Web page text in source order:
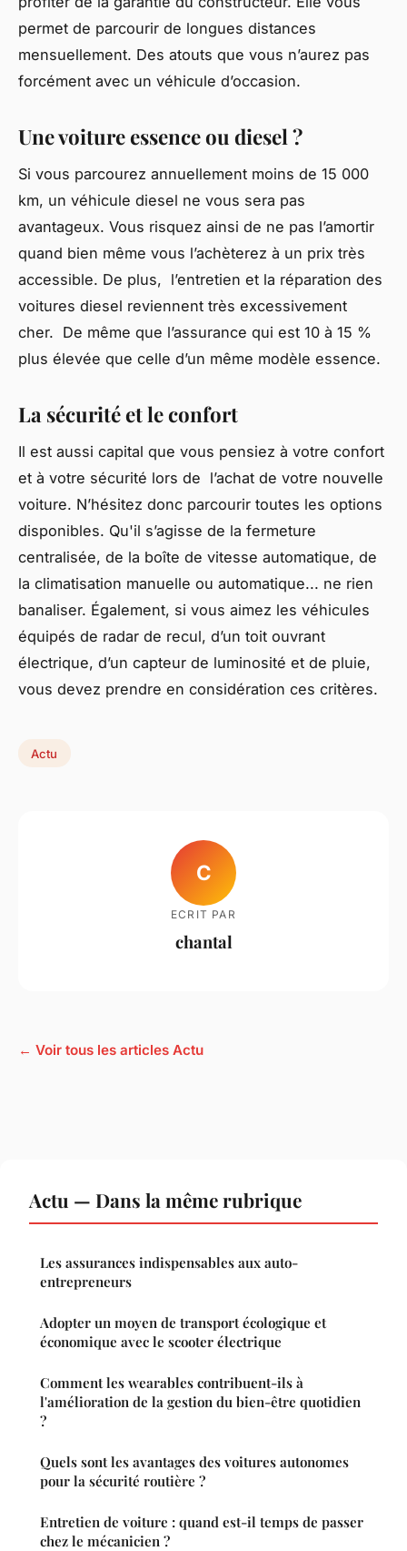
permet de parcourir de longues distances
mensuellement. Des atouts que vous n’aurez pas
forcément avec un véhicule d’occasion.
Une voiture essence ou diesel ?
Si vous parcourez annuellement moins de 15 000
km, un véhicule diesel ne vous sera pas
avantageux. Vous risquez ainsi de ne pas l’amortir
quand bien même vous l’achèterez à un prix très
accessible. De plus, l’entretien et la réparation des
voitures diesel reviennent très excessivement
cher. De même que l’assurance qui est 10 à 15 %
plus élevée que celle d’un même modèle essence.
La sécurité et le confort
Il est aussi capital que vous pensiez à votre confort
et à votre sécurité lors de l’achat de votre nouvelle
voiture. N’hésitez donc parcourir toutes les options
disponibles. Qu'il s’agisse de la fermeture
centralisée, de la boîte de vitesse automatique, de
la climatisation manuelle ou automatique... ne rien
banaliser. Également, si vous aimez les véhicules
équipés de radar de recul, d’un toit ouvrant
électrique, d’un capteur de luminosité et de pluie,
vous devez prendre en considération ces critères.
Actu
C
ECRIT PAR
chantal
← Voir tous les articles Actu
Actu — Dans la même rubrique
Les assurances indispensables aux auto-
entrepreneurs
Adopter un moyen de transport écologique et
économique avec le scooter électrique
Comment les wearables contribuent-ils à
l'amélioration de la gestion du bien-être quotidien
?
Quels sont les avantages des voitures autonomes
pour la sécurité routière ?
Entretien de voiture : quand est-il temps de passer
chez le mécanicien ?